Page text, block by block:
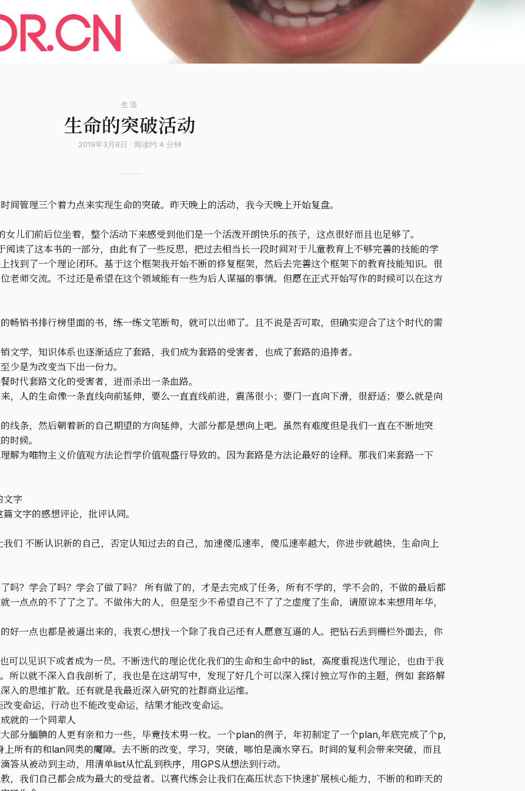
生活
生命的突破活动
2019年3月8日 · 阅读约 4 分钟
间管理三个着力点来实现生命的突破。昨天晚上的活动，我今天晚上开始复盘。
儿们前后位坐着，整个活动下来感受到他们是一个活泼开朗快乐的孩子，这点很好而且也足够了。
阅读了这本书的一部分，由此有了一些反思，把过去相当长一段时间对于儿童教育上不够完善的技能的学
找到了一个理论闭环。基于这个框架我开始不断的修复框架，然后去完善这个框架下的教育技能知识。很
老师交流。不过还是希望在这个领域能有一些为后人谋福的事情。但愿在正式开始写作的时候可以在这方
畅销书排行榜里面的书，练一练文笔断句，就可以出师了。且不说是否可取，但确实迎合了这个时代的需
文学，知识体系也逐渐适应了套路，我们成为套路的受害者，也成了套路的追捧者。
少是为改变当下出一份力。
时代套路文化的受害者，进而杀出一条血路。
，人的生命像一条直线向前延伸，要么一直直线前进，震荡很小；要门一直向下滑，很舒适；要么就是向
线条，然后朝着新的自己期望的方向延伸，大部分都是想向上吧。虽然有难度但是我们一直在不断地突
时候。
解为唯物主义价值观方法论哲学价值观盛行导致的。因为套路是方法论最好的诠释。那我们来套路一下
文字
文字的感想评论，批评认同。
们 不断认识新的自己，否定认知过去的自己，加速傻瓜速率，傻瓜速率越大，你进步就越快，生命向上
吗？学会了吗？学会了做了吗？ 所有做了的，才是去完成了任务，所有不学的，学不会的，不做的最后都
一点点的不了了之了。不做伟大的人，但是至少不希望自己不了了之虚度了生命，请原谅本来想用年华，
好一点也都是被逼出来的，我衷心想找一个除了我自己还有人愿意互逼的人。把钻石丢到栅栏外面去，你
可以见识下或者成为一员。不断迭代的理论优化我们的生命和生命中的list，高度重视迭代理论，也由于我
所以就不深入自我剖析了，我也是在这胡写中，发现了好几个可以深入探讨独立写作的主题，例如 套路解
入的思维扩散。还有就是我最近深入研究的社群商业运维。
变命运，行动也不能改变命运，结果才能改变命运。
就的一个同辈人
部分腼腆的人更有亲和力一些，毕竟技术男一枚。一个plan的例子，年初制定了一个plan,年底完成了个p,
所有的和lan同类的魔障。去不断的改变，学习，突破，哪怕是滴水穿石。时间的复利会带来突破，而且
答从被动到主动，用清单list从忙乱到秩序，用GPS从想法到行动。
，我们自己都会成为最大的受益者。以赛代练会让我们在高压状态下快速扩展核心能力，不断的和昨天的